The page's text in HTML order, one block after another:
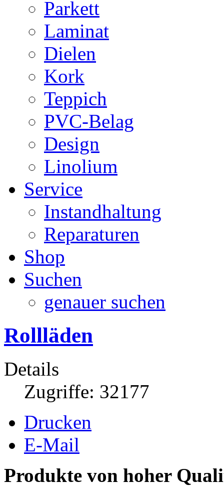
Parkett
Laminat
Dielen
Kork
Teppich
PVC-Belag
Design
Linolium
Service
Instandhaltung
Reparaturen
Shop
Suchen
genauer suchen
Rollläden
Details
Zugriffe: 32177
Drucken
E-Mail
Produkte von hoher